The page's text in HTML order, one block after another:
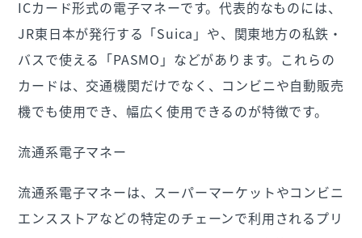
ICカード形式の電子マネーです。代表的なものには、
JR東日本が発行する「Suica」や、関東地方の私鉄・
バスで使える「PASMO」などがあります。これらの
カードは、交通機関だけでなく、コンビニや自動販売
機でも使用でき、幅広く使用できるのが特徴です。
流通系電子マネー
流通系電子マネーは、スーパーマーケットやコンビニ
エンスストアなどの特定のチェーンで利用されるプリ